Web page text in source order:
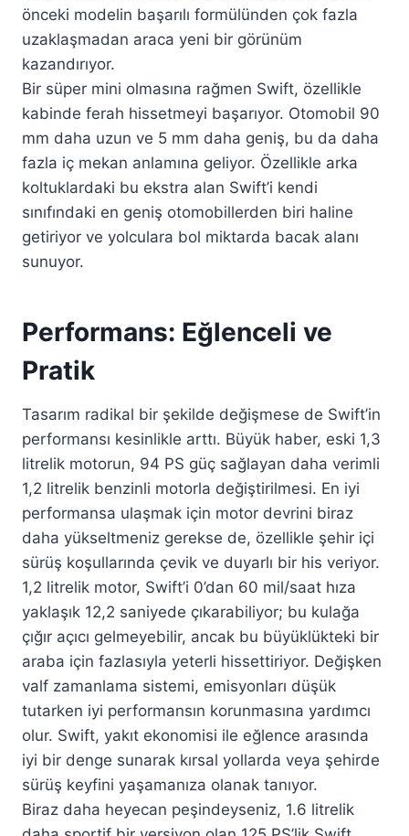
önceki modelin başarılı formülünden çok fazla
uzaklaşmadan araca yeni bir görünüm
kazandırıyor.
Bir süper mini olmasına rağmen Swift, özellikle
kabinde ferah hissetmeyi başarıyor. Otomobil 90
mm daha uzun ve 5 mm daha geniş, bu da daha
fazla iç mekan anlamına geliyor. Özellikle arka
koltuklardaki bu ekstra alan Swift’i kendi
sınıfındaki en geniş otomobillerden biri haline
getiriyor ve yolculara bol miktarda bacak alanı
sunuyor.
Performans: Eğlenceli ve
Pratik
Tasarım radikal bir şekilde değişmese de Swift’in
performansı kesinlikle arttı. Büyük haber, eski 1,3
litrelik motorun, 94 PS güç sağlayan daha verimli
1,2 litrelik benzinli motorla değiştirilmesi. En iyi
performansa ulaşmak için motor devrini biraz
daha yükseltmeniz gerekse de, özellikle şehir içi
sürüş koşullarında çevik ve duyarlı bir his veriyor.
1,2 litrelik motor, Swift’i 0’dan 60 mil/saat hıza
yaklaşık 12,2 saniyede çıkarabiliyor; bu kulağa
çığır açıcı gelmeyebilir, ancak bu büyüklükteki bir
araba için fazlasıyla yeterli hissettiriyor. Değişken
valf zamanlama sistemi, emisyonları düşük
tutarken iyi performansın korunmasına yardımcı
olur. Swift, yakıt ekonomisi ile eğlence arasında
iyi bir denge sunarak kırsal yollarda veya şehirde
sürüş keyfini yaşamanıza olanak tanıyor.
Biraz daha heyecan peşindeyseniz, 1.6 litrelik